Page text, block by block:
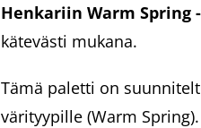
Henkariin Warm Spring
kätevästi mukana.
Tämä paletti on
värityypille (Warm